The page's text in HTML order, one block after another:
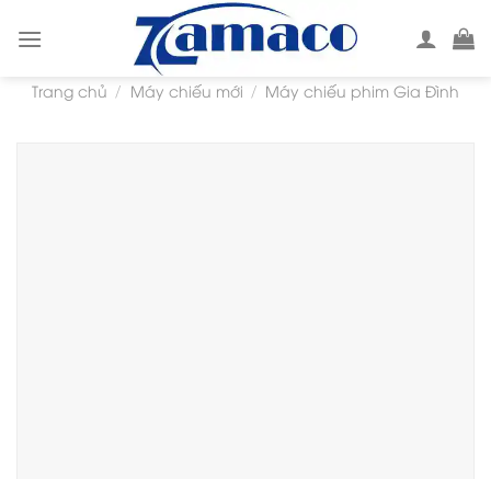
Trang chủ / Máy chiếu mới / Máy chiếu phim Gia Đình